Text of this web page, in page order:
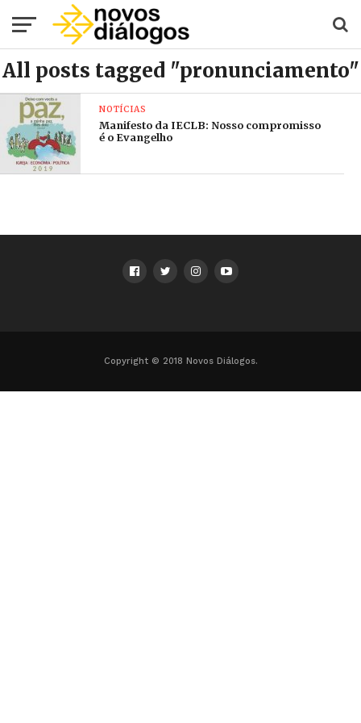
All posts tagged "pronunciamento"
NOTÍCIAS
Manifesto da IECLB: Nosso compromisso
é o Evangelho
Copyright © 2018 Novos Diálogos.